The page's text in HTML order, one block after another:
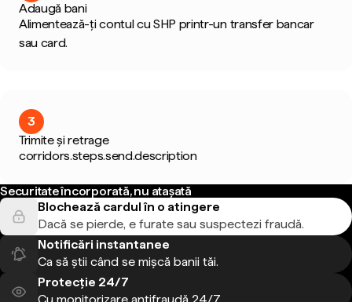
Adaugă bani
Alimentează-ți contul cu SHP printr-un transfer bancar
sau card.
3
Trimite și retrage
corridors.steps.send.description
Securitate încorporată, nu atașată
Blochează cardul în o atingere
Dacă se pierde, e furate sau suspectezi fraudă.
Notificări instantanee
Ca să știi când se mișcă banii tăi.
Protecție 24/7